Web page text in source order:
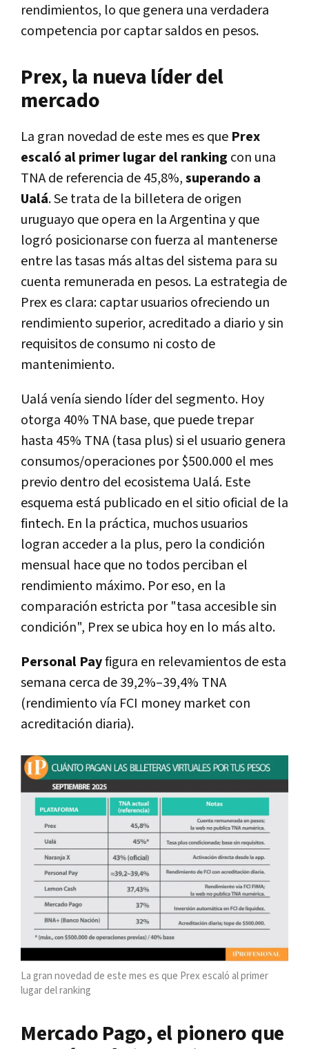
rendimientos, lo que genera una verdadera
competencia por captar saldos en pesos.
Prex, la nueva líder del
mercado
La gran novedad de este mes es que Prex
escaló al primer lugar del ranking con una
TNA de referencia de 45,8%,superando a
Ualá. Se trata de la billetera de origen
uruguayo que opera en la Argentina y que
logró posicionarse con fuerza al mantenerse
entre las tasas más altas del sistema para su
cuenta remunerada en pesos. La estrategia de
Prex es clara: captar usuarios ofreciendo un
rendimiento superior, acreditado a diario y sin
requisitos de consumo ni costo de
mantenimiento.
Ualá venía siendo líder del segmento. Hoy
otorga 40% TNA base, que puede trepar
hasta 45% TNA (tasa plus) si el usuario genera
consumos/operaciones por $500.000 el mes
previo dentro del ecosistema Ualá. Este
esquema está publicado en el sitio oficial de la
fintech. En la práctica, muchos usuarios
logran acceder a la plus, pero la condición
mensual hace que no todos perciban el
rendimiento máximo. Por eso, en la
comparación estricta por "tasa accesible sin
condición", Prex se ubica hoy en lo más alto.
Personal Payfigura en relevamientos de esta
semana cerca de 39,2%–39,4% TNA
(rendimiento vía FCI money market con
acreditación diaria).
La gran novedad de este mes es que Prex escaló al primer
lugar del ranking
Mercado Pago, el pionero que